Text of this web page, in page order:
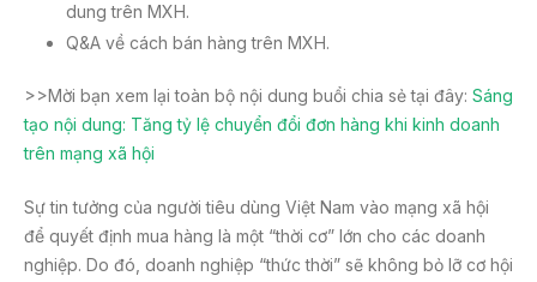
dung trên MXH.
Q&A về cách bán hàng trên MXH.
>>Mời bạn xem lại toàn bộ nội dung buổi chia sẻ tại đây: Sáng
tạo nội dung: Tăng tỷ lệ chuyển đổi đơn hàng khi kinh doanh
trên mạng xã hội
Sự tin tưởng của người tiêu dùng Việt Nam vào mạng xã hội
để quyết định mua hàng là một “thời cơ” lớn cho các doanh
nghiệp. Do đó, doanh nghiệp “thức thời” sẽ không bỏ lỡ cơ hội